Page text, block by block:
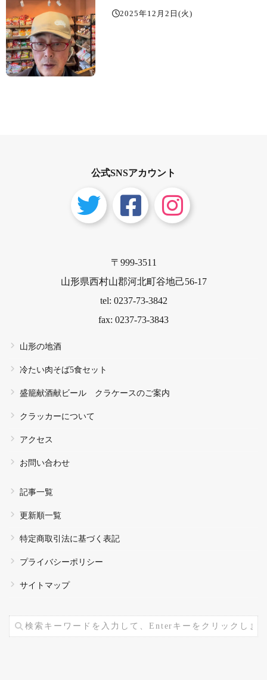
2025年12月2日(火)
公式SNSアカウント
〒999-3511
山形県西村山郡河北町谷地己56-17
tel: 0237-73-3842
fax: 0237-73-3843
山形の地酒
冷たい肉そば5食セット
盛籠献酒献ビール クラケースのご案内
クラッカーについて
アクセス
お問い合わせ
記事一覧
更新順一覧
特定商取引法に基づく表記
プライバシーポリシー
サイトマップ